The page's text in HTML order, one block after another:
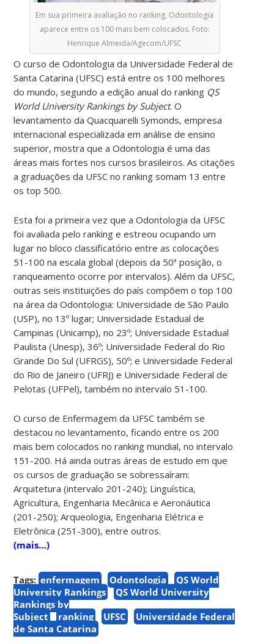
Em sua primeira avaliação no ranking, Odontologia
aparece entre os 100 mais bem colocados. Foto:
Henrique Almeida/Agecom/UFSC
O curso de Odontologia da Universidade Federal de
Santa Catarina (UFSC) está entre os 100 melhores
do mundo, segundo a edição anual do ranking QS
World University Rankings by Subject. O
levantamento da Quacquarelli Symonds, empresa
internacional especializada em análise de ensino
superior, mostra que a Odontologia é uma das
áreas mais fortes nos cursos brasileiros. As citações
a graduações da UFSC no ranking somam 13 entre
os top 500.
Esta foi a primeira vez que a Odontologia da UFSC
foi avaliada pelo ranking e estreou ocupando um
lugar no bloco classificatório entre as colocações
51-100 na escala global (depois da 50ª posição, o
ranqueamento ocorre por intervalos). Além da UFSC,
outras seis instituições do país compõem o top 100
na área da Odontologia: Universidade de São Paulo
(USP), no 13º lugar; Universidade Estadual de
Campinas (Unicamp), no 23º; Universidade Estadual
Paulista (Unesp), 36º; Universidade Federal do Rio
Grande Do Sul (UFRGS), 50º; e Universidade Federal
do Rio de Janeiro (UFRJ) e Universidade Federal de
Pelotas (UFPel), também no intervalo 51-100.
O curso de Enfermagem da UFSC também se
destacou no levantamento, ficando entre os 200
mais bem colocados no ranking mundial, no intervalo
151-200. Há ainda outras áreas de estudo em que
os cursos de graduação se sobressaíram:
Arquitetura (intervalo 201-240); Linguística,
Agricultura, Engenharia Mecânica e Aeronáutica
(201-250); Arqueologia, Engenharia Elétrica e
Eletrônica (251-300), entre outros.
(mais…)
Tags: enfermagem Odontologia
QS World
University Rankings
QS World University
Rankings by
Subject
ranking UFSC
Universidade Federal
de Santa Catarina